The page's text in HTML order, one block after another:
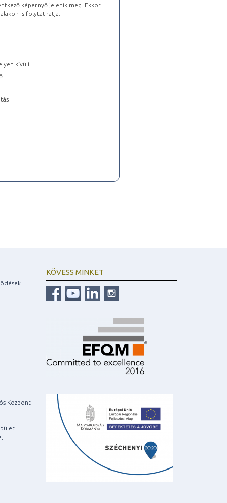
képernyő jelenik meg. Ekkor
is folytathatja.
kívüli
Központ
KÖVESS MINKET